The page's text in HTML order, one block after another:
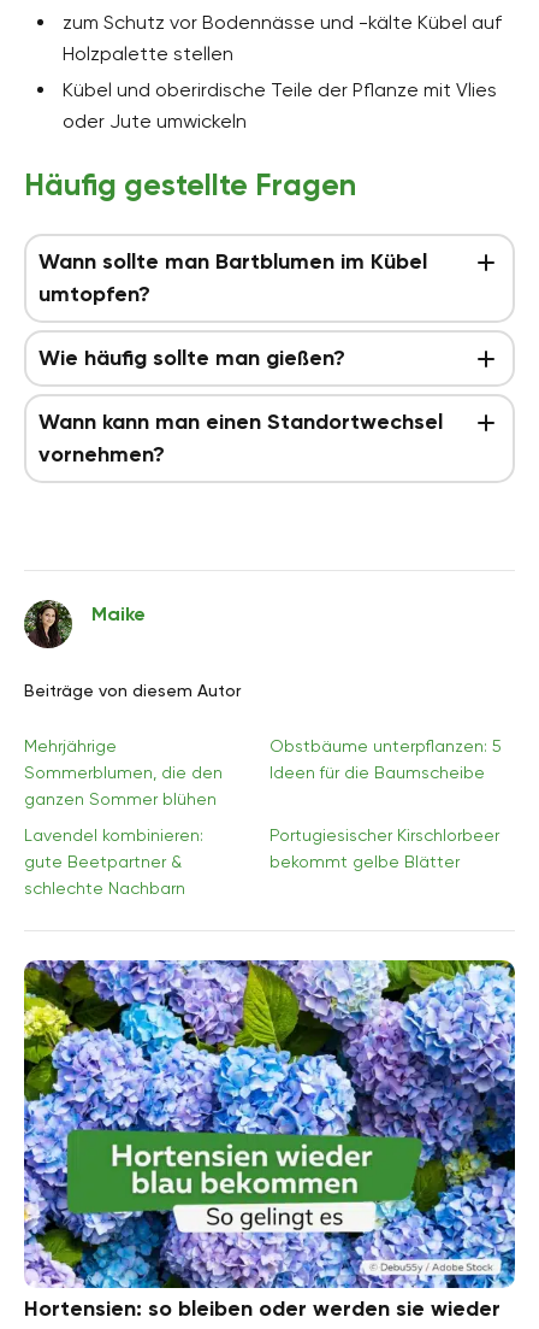
zum Schutz vor Bodennässe und -kälte Kübel auf
Holzpalette stellen
Kübel und oberirdische Teile der Pflanze mit Vlies
oder Jute umwickeln
Häufig gestellte Fragen
Wann sollte man Bartblumen im Kübel
umtopfen?
Wie häufig sollte man gießen?
Wann kann man einen Standortwechsel
vornehmen?
Maike
Beiträge von diesem Autor
Mehrjährige
Sommerblumen, die den
ganzen Sommer blühen
Obstbäume unterpflanzen: 5
Ideen für die Baumscheibe
Lavendel kombinieren:
gute Beetpartner &
schlechte Nachbarn
Portugiesischer Kirschlorbeer
bekommt gelbe Blätter
Hortensien: so bleiben oder werden sie wieder